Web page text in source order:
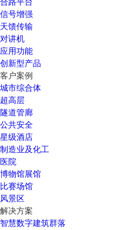
信号增强
天馈传输
对讲机
应用功能
创新型产品
客户案例
城市综合体
超高层
隧道管廊
公共安全
星级酒店
制造业及化工
医院
博物馆展馆
比赛场馆
风景区
解决方案
智慧数字建筑群落